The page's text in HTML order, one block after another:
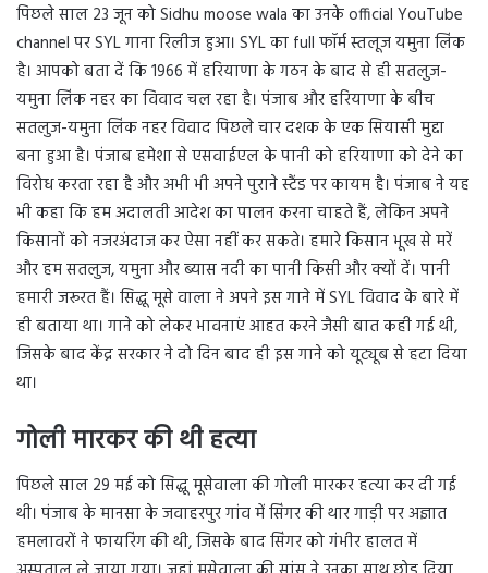
पिछले साल 23 जून को Sidhu moose wala का उनके official YouTube
channel पर SYL गाना रिलीज हुआ। SYL का full फॉर्म स्तलूज यमुना लिंक
है। आपको बता दें कि 1966 में हरियाणा के गठन के बाद से ही सतलुज-
यमुना लिंक नहर का विवाद चल रहा है। पंजाब और हरियाणा के बीच
सतलुज-यमुना लिंक नहर विवाद पिछले चार दशक के एक सियासी मुद्दा
बना हुआ है। पंजाब हमेशा से एसवाईएल के पानी को हरियाणा को देने का
विरोध करता रहा है और अभी भी अपने पुराने स्टैंड पर कायम है। पंजाब ने यह
भी कहा कि हम अदालती आदेश का पालन करना चाहते हैं, लेकिन अपने
किसानों को नजरअंदाज कर ऐसा नहीं कर सकते। हमारे किसान भूख से मरें
और हम सतलुज, यमुना और ब्यास नदी का पानी किसी और क्यों दें। पानी
हमारी जरूरत हैं। सिद्धू मूसे वाला ने अपने इस गाने में SYL विवाद के बारे में
ही बताया था। गाने को लेकर भावनाएं आहत करने जैसी बात कही गई थी,
जिसके बाद केंद्र सरकार ने दो दिन बाद ही इस गाने को यूट्यूब से हटा दिया
था।
गोली मारकर की थी हत्या
पिछले साल 29 मई को सिद्धू मूसेवाला की गोली मारकर हत्या कर दी गई
थी। पंजाब के मानसा के जवाहरपुर गांव में सिंगर की थार गाड़ी पर अज्ञात
हमलावरों ने फायरिंग की थी, जिसके बाद सिंगर को गंभीर हालत में